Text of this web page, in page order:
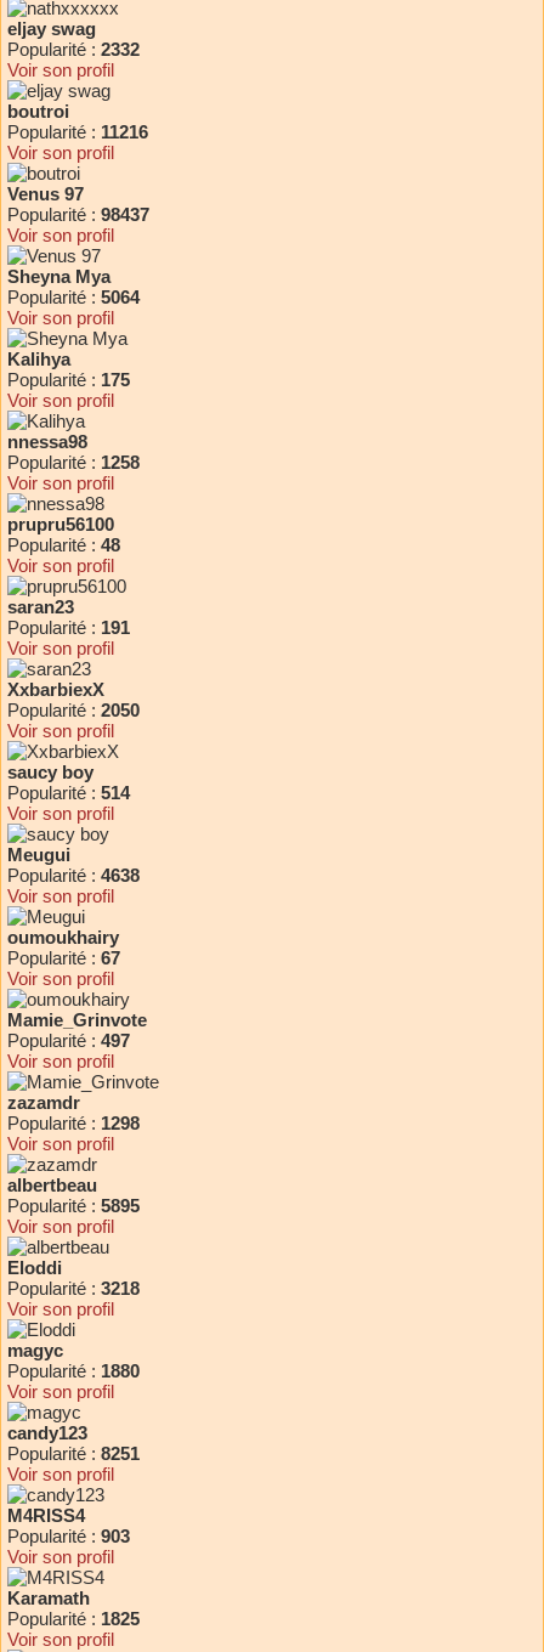
eljay swag
Popularité : 2332
Voir son profil
boutroi
Popularité : 11216
Voir son profil
Venus 97
Popularité : 98437
Voir son profil
Sheyna Mya
Popularité : 5064
Voir son profil
Kalihya
Popularité : 175
Voir son profil
nnessa98
Popularité : 1258
Voir son profil
prupru56100
Popularité : 48
Voir son profil
saran23
Popularité : 191
Voir son profil
XxbarbiexX
Popularité : 2050
Voir son profil
saucy boy
Popularité : 514
Voir son profil
Meugui
Popularité : 4638
Voir son profil
oumoukhairy
Popularité : 67
Voir son profil
Mamie_Grinvote
Popularité : 497
Voir son profil
zazamdr
Popularité : 1298
Voir son profil
albertbeau
Popularité : 5895
Voir son profil
Eloddi
Popularité : 3218
Voir son profil
magyc
Popularité : 1880
Voir son profil
candy123
Popularité : 8251
Voir son profil
M4RISS4
Popularité : 903
Voir son profil
Karamath
Popularité : 1825
Voir son profil